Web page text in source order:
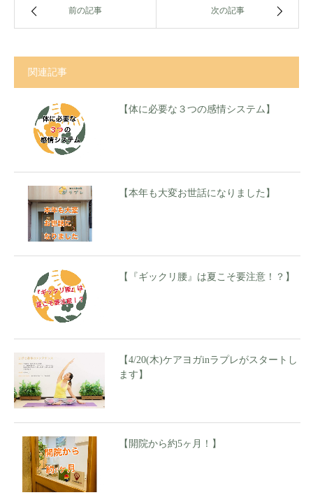
前の記事 次の記事
関連記事
【体に必要な３つの感情システム】
【本年も大変お世話になりました】
【『ギックリ腰』は夏こそ要注意！？】
【4/20(木)ケアヨガinラプレがスタートし
ます】
【開院から約5ヶ月！】